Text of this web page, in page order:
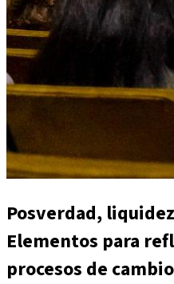
Posverdad,
Elementos para
procesos de cambio